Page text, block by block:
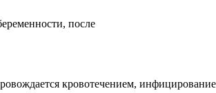
кровотечением,